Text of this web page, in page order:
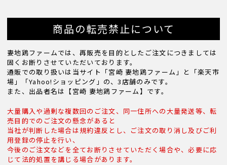
商品の転売禁止について
妻地鶏ファームでは、再販売を目的としたご注文につきましては
固くお断りさせていただいております。
通販での取り扱いは当サイト「宮崎 妻地鶏ファーム」と「楽天市
場」「Yahoo!ショッピング」の、3店舗のみです。
また、出品者名は【宮崎 妻地鶏ファーム】です。
大量購入や過剰な複数回のご注文、同一住所への大量発送等、転
売目的でのご注文の懸念があると
当社が判断した場合は規約違反とし、ご注文の取り消し及びご利
用登録の停止を行い、
今後のご注文などを全てお断りさせていただく場合や、必要に応
じて法的処置を講じる場合があります。